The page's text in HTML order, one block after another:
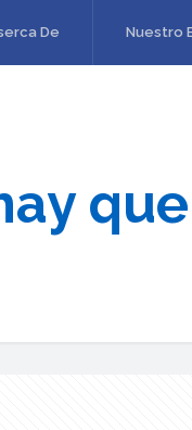
De Nuestro